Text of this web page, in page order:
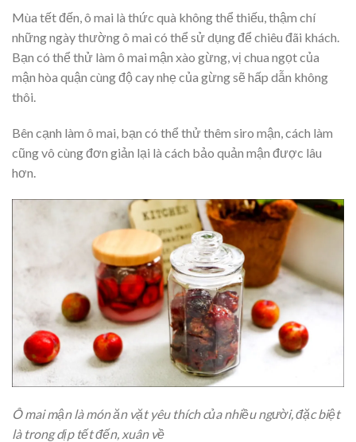
Mùa tết đến, ô mai là thức quà không thể thiếu, thậm chí
những ngày thường ô mai có thể sử dụng để chiêu đãi khách.
Bạn có thể thử làm ô mai mận xào gừng, vị chua ngọt của
mận hòa quận cùng độ cay nhẹ của gừng sẽ hấp dẫn không
thôi.
Bên cạnh làm ô mai, bạn có thể thử thêm siro mận, cách làm
cũng vô cùng đơn giản lại là cách bảo quản mận được lâu
hơn.
Ô mai mận là món ăn vặt yêu thích của nhiều người, đặc biệt
là trong dịp tết đến, xuân về